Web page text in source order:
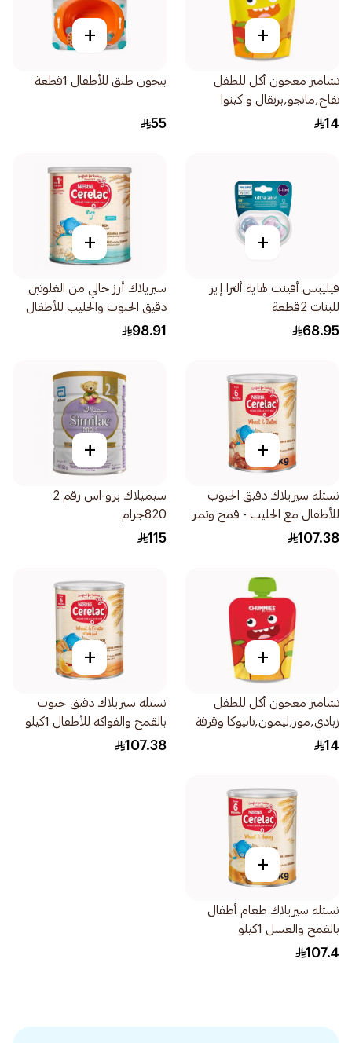
+
تشاميز معجون أكل للطفل
تفاح,مانجو,برتقال و كينوا
1قطعة
14
+
بيجون طبق للأطفال 1قطعة
55
+
فيليبس أفينت لهاية ألترا إير
للبنات 2قطعة
68.95
+
سيريلاك أرز خالي من الغلوتين
دقيق الحبوب والحليب للأطفال
من عمر 6 أشهر 1كجم
98.91
+
نستله سيريلاك دقيق الحبوب
للأطفال مع الحليب - قمح وتمر
1كجم
107.38
+
سيميلاك برو-اس رقم 2
820جرام
115
+
تشاميز معجون أكل للطفل
زبادي,موز,ليمون,تابيوكا وقرفة
1قطعة
14
+
نستله سيريلاك دقيق حبوب
بالقمح والفواكه للأطفال 1كيلو
107.38
+
نستله سيريلاك طعام أطفال
بالقمح والعسل 1كيلو
107.4